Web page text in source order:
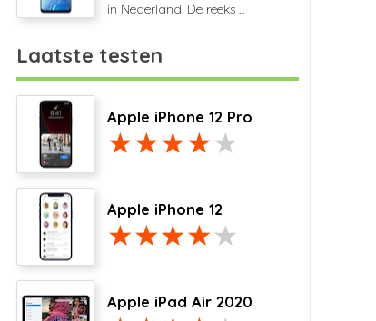
in Nederland. De reeks ...
Laatste testen
Apple iPhone 12 Pro
Apple iPhone 12
Apple iPad Air 2020